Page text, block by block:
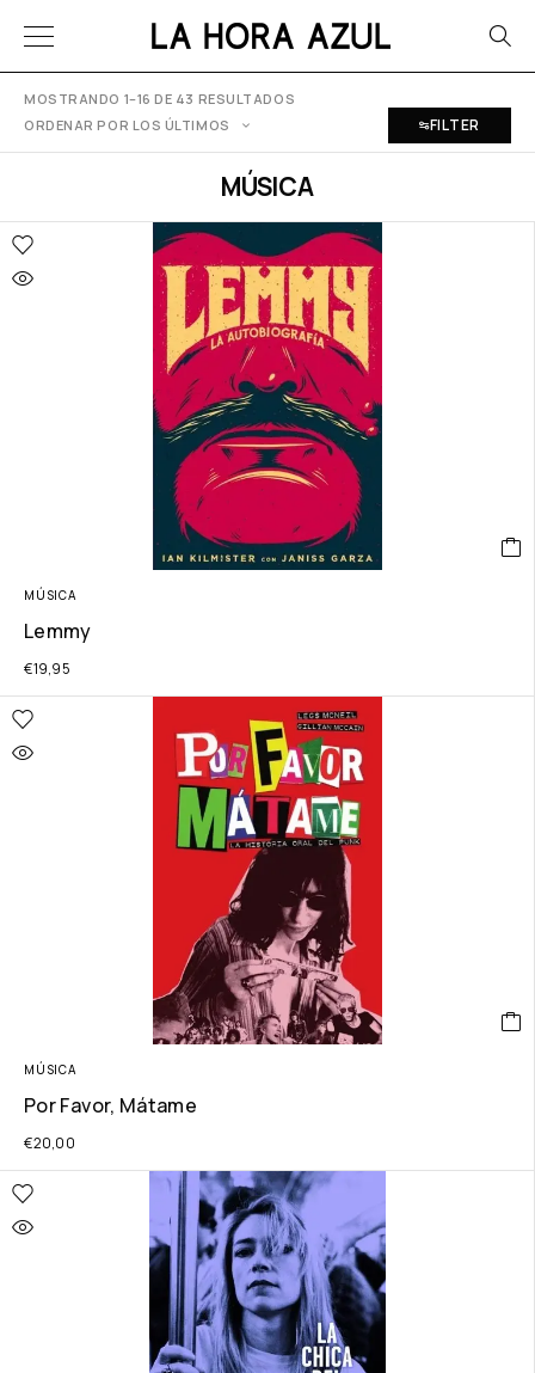
MOSTRANDO 1–16 DE 43 RESULTADOS
ORDENAR POR LOS ÚLTIMOS
FILTER
MÚSICA
MÚSICA
Lemmy
€19,95
MÚSICA
Por Favor, Mátame
€20,00